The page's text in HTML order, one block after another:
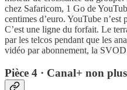
chez Safaricom, 1 Go de
centimes d’euro. YouTube
C’est une ligne du forfait. Le
par les telcos pendant que les
vidéo par abonnement, la
Pièce 4 · Canal+ non